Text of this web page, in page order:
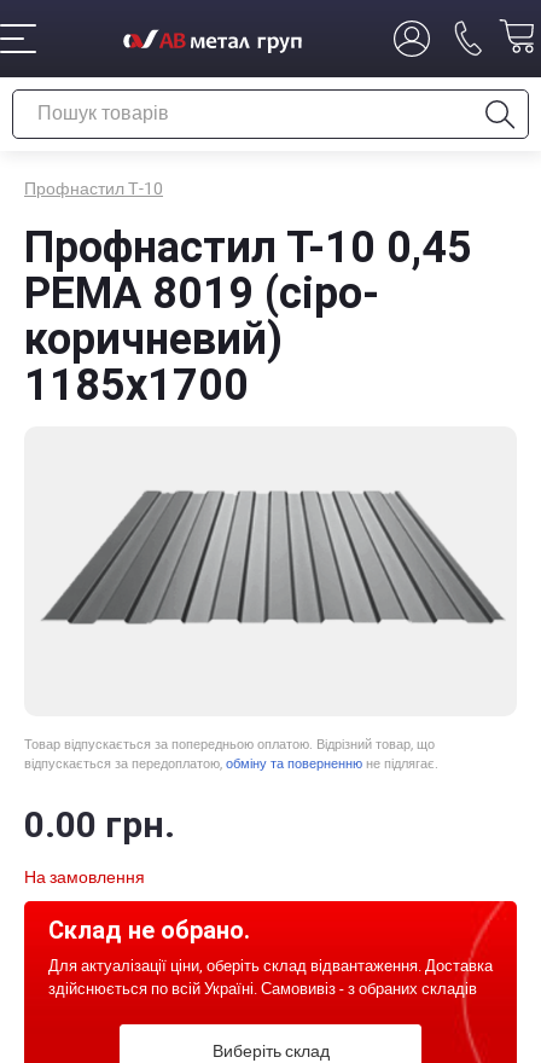
Профнастил Т-10
Профнастил Т-10 0,45
PEMA 8019 (сіро-
коричневий)
1185х1700
Товар відпускається за попередньою оплатою. Відрізний товар, що
відпускається за передоплатою, обміну та поверненню не підлягає.
0.00 грн.
На замовлення
Склад не обрано.
Для актуалізації ціни, оберіть склад відвантаження. Доставка
здійснюється по всій Україні. Самовивіз - з обраних складів
Виберіть склад